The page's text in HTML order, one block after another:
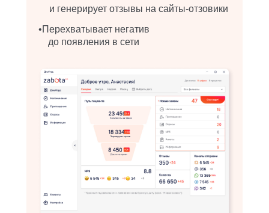
и генерирует отзывы на сайты-отзовики
•Перехватывает негатив
до появления в сети